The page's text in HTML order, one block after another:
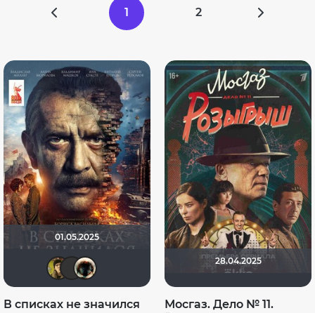
1 2
01.05.2025
В списках не значился
28.04.2025
Мосгаз. Дело № 11.